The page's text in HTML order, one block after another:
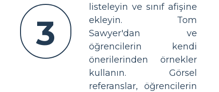
3
listeleyin ve sınıf afişine
ekleyin. Tom
Sawyer'dan ve
öğrencilerin kendi
önerilerinden örnekler
kullanın. Görsel
referanslar, öğrencilerin